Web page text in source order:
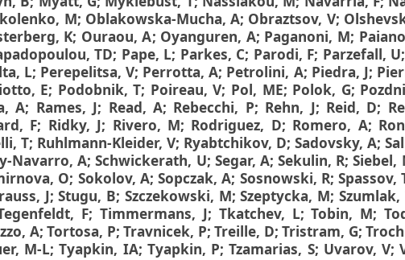
M; Oblakowska-Mucha, A; Obraztsov, V;
K; Ouraou, A; Oyanguren, A; Paganoni, M;
TD; Pape, L; Parkes, C; Parodi, F; Parzefall, U;
L; Perepelitsa, V; Perrotta, A; Petrolini, A; Piedra, J;
E; Podobnik, T; Poireau, V; Pol, ME; Polok, G;
A; Rames, J; Read, A; Rebecchi, P; Rehn, J; Reid, D;
F; Ridky, J; Rivero, M; Rodriguez, D; Romero, A;
T; Ruhlmann-Kleider, V; Ryabtchikov, D; Sadovsky, A;
Navarro, A;Schwickerath, U; Segar, A;Sekulin, R;Siebel,
O; Sokolov, A;Sopczak, A; Sosnowski, R;Spassov,
J;Stugu, B; Szczekowski, M;Szeptycka, M;Szumlak,
F; Timmermans, J; Tkatchev, L;Tobin, M;
A;Tortosa, P;Travnicek, P;Treille, D;Tristram, G;
M-L;Tyapkin, IA; Tyapkin, P;Tzamarias, S; Uvarov, V;